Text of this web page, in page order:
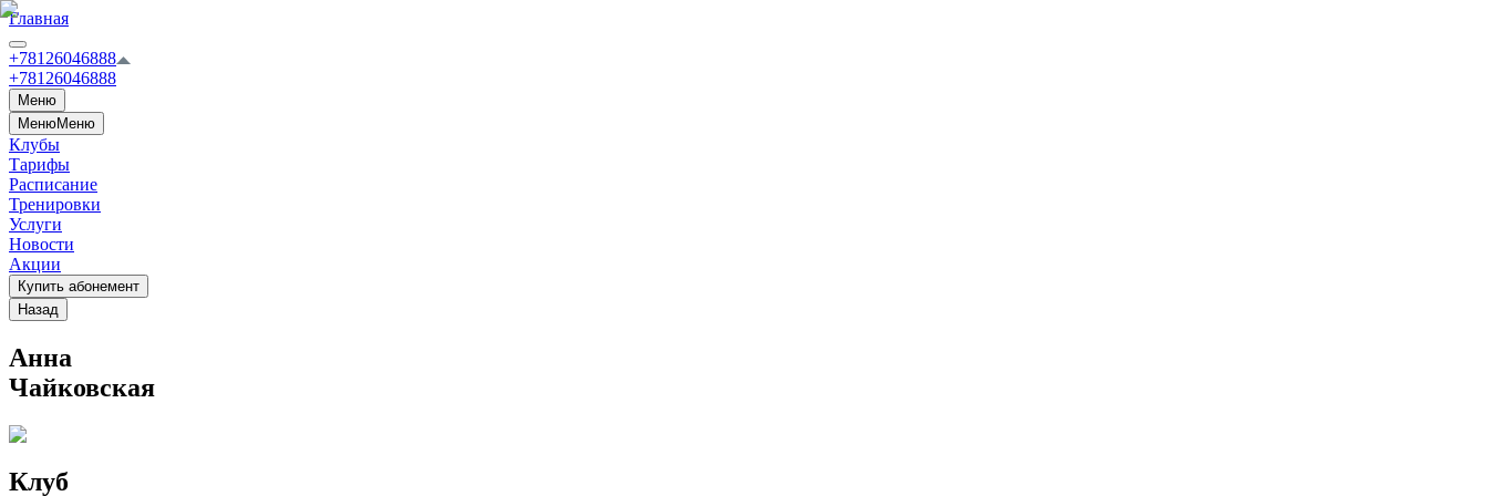
Главная
+78126046888
+78126046888
Меню
МенюМеню
Клубы
Тарифы
Расписание
Тренировки
Услуги
Новости
Акции
Купить абонемент
Назад
Анна
Чайковская
Клуб